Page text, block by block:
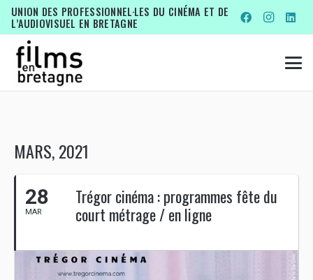
UNION DES PROFESSIONNEL·LES DU CINÉMA ET DE
L’AUDIOVISUEL EN BRETAGNE
MARS, 2021
28
MAR
Trégor cinéma : programmes fête du
court métrage / en ligne